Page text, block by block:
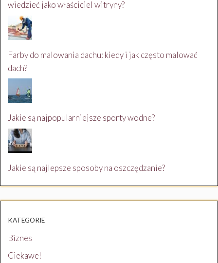
wiedzieć jako właściciel witryny?
Farby do malowania dachu: kiedy i jak często malować
dach?
Jakie są najpopularniejsze sporty wodne?
Jakie są najlepsze sposoby na oszczędzanie?
KATEGORIE
Biznes
Ciekawe!